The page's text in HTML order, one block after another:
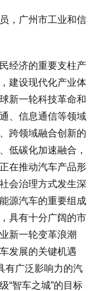
，广州市工业和信
经济的重要支柱产
建设现代化产业体
新一轮科技革命和
、信息通信等领域
跨领域融合创新的
低碳化加速融合，
在推动汽车产品形
会治理方式发生深
源汽车的重要组成
具有十分广阔的市
新一轮变革浪潮
发展的关键机遇
有广泛影响力的汽
“智车之城”的目标